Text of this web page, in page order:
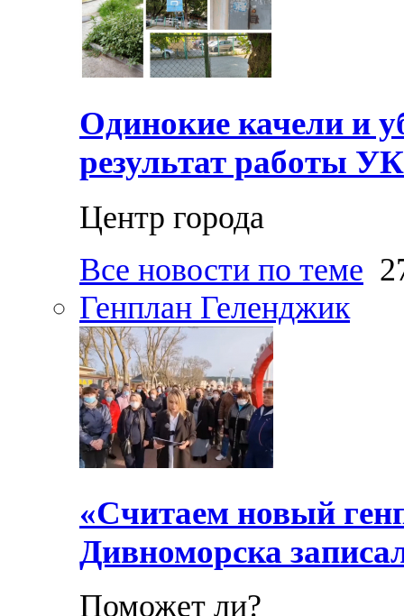
Одинокие качели и
результат работы
Центр города
Все новости по теме
Генплан Геленджик
«Считаем новый
Дивноморска
Поможет ли?